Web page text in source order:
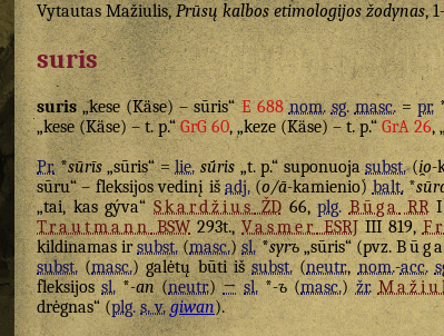
Vytautas Mažiulis,Prūsų kalbos etimologijos žodynas,
suris
suris„kese (Käse) – sūris“E 688 nom. sg. masc.=pr.
„kese (Käse) – t. p.“GrG 60, „keze (Käse) – t. p.“GrA 26,
Pr.*sūrīs„sūris“ =lie. sū́ris„t. p.“ suponuojasubst.(i̯o-
sūru“ – fleksijos vedinį išadj.(o/ā-kamienio)balt.*
„tai, kas gýva“SkardžiusŽD66,plg. BūgaRRI
TrautmannBSW293t.,VasmerESRJIII 819,
kildinamas irsubst. (masc.)sl.*syrъ„sūris“ (pvz.Būga
subst.(masc.) galėtų būti išsubst.(neutr.,nom.-acc.
fleksijossl.*-an(neutr.)→ sl.*-ъ(masc.)žr.
drėgnas“ (plg. s. v. giwan).